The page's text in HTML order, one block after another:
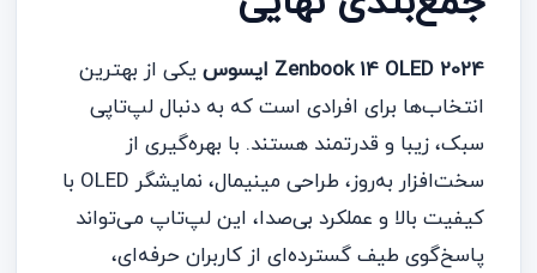
Zenbook 14 OLED 2024 ایسوس
یکی از بهترین
انتخاب‌ها برای افرادی است که به دنبال لپ‌تاپی
سبک، زیبا و قدرتمند هستند. با بهره‌گیری از
سخت‌افزار به‌روز، طراحی مینیمال، نمایشگر OLED با
کیفیت بالا و عملکرد بی‌صدا، این لپ‌تاپ می‌تواند
پاسخ‌گوی طیف گسترده‌ای از کاربران حرفه‌ای،